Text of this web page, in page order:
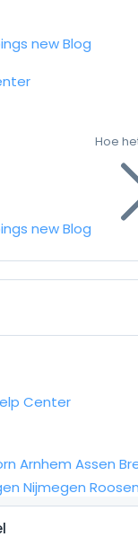
newBlog
newBlog
Hoe
Center
Arnhem Assen
Nijmegen